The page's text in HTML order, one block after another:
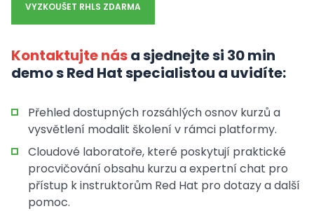
VYZKOUŠET RHLS ZDARMA
Kontaktujte nása sjednejte si 30 min
demo s Red Hat specialistou a uvidíte:
Přehled dostupných rozsáhlých osnov kurzů a
vysvětlení modalit školení v rámci platformy.
Cloudové laboratoře, které poskytují praktické
procvičování obsahu kurzu a expertní chat pro
přístup k instruktorům Red Hat pro dotazy a další
pomoc.